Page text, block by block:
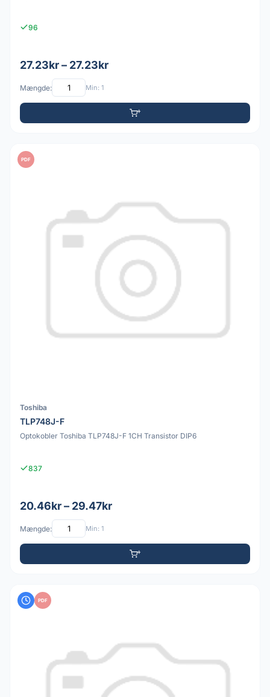
96
27.23kr – 27.23kr
Mængde: Min: 1
PDF
Toshiba
TLP748J-F
Optokobler Toshiba TLP748J-F 1CH Transistor DIP6
837
20.46kr – 29.47kr
Mængde: Min: 1
PDF